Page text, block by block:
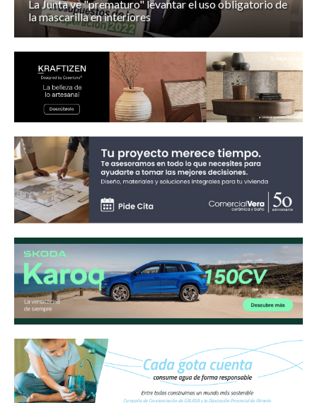
La Junta ve "prematuro" levantar el uso obligatorio de
la mascarilla en interiores